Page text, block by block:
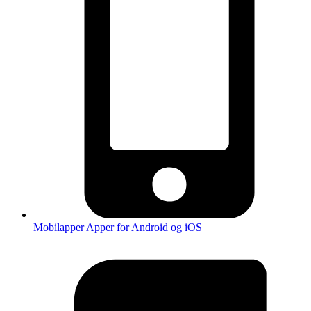
MobilapperApper for Android og iOS